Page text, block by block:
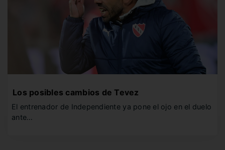
Los posibles cambios de Tevez
El entrenador de Independiente ya pone el ojo en el duelo
ante…